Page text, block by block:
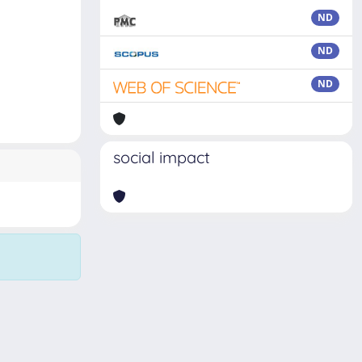
ND
ND
ND
social impact